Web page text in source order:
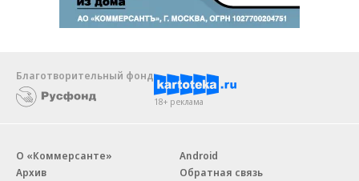
Благотворительный фонд
18+ реклама
О «Коммерсанте»
Архив
Android
Обратная связь